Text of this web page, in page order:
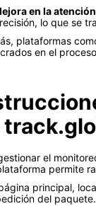
en la
lo que se
plataformas
en el
el
permite
principal,
del